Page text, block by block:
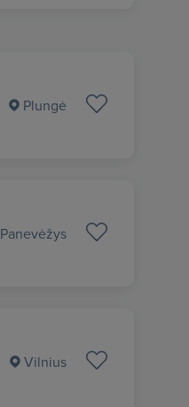
Plungė
Panevėžys
Vilnius